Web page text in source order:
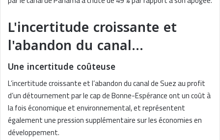
L'incertitude croissante et
l'abandon du canal…
Une incertitude coûteuse
L’incertitude croissante et l’abandon du canal de Suez au profit
d’un détournement par le cap de Bonne-Espérance ont un coût à
la fois économique et environnemental, et représentent
également une pression supplémentaire sur les économies en
développement.